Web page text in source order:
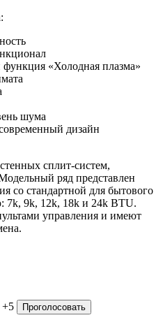
«Холодная плазма»
шума
дизайн
сплит-систем,
ряд представлен
со стандартной для бытового
7k, 9k, 12k, 18k и 24k BTU.
управления и имеют
+5 Проголосовать